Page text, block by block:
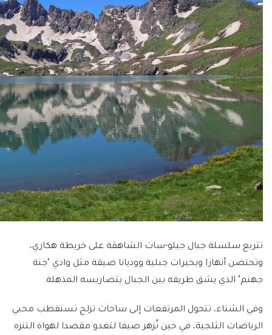
تتربع سلسلة جبال جيلو-سات الشاهقة على خريطة هكاري،
وتحتضن أنهارا وبحيرات جبلية ووديانا ضيقة مثل وادي "جنة
جهنم" الذي يشق طريقه بين الجبال بتضاريسه المذهلة.
وفي الشتاء، تتحول المرتفعات إلى ساحات تزلج تستقطب محبي
الرياضات الثلجية، في حين تُزهر صيفا لتغدو مقصدا لهواة التنزه